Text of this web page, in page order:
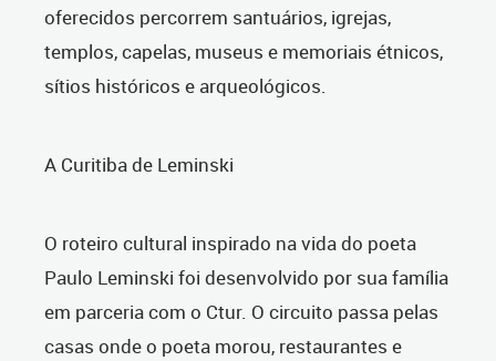
oferecidos percorrem santuários, igrejas,
templos, capelas, museus e memoriais étnicos,
sítios históricos e arqueológicos.
A Curitiba de Leminski
O roteiro cultural inspirado na vida do poeta
Paulo Leminski foi desenvolvido por sua família
em parceria com o Ctur. O circuito passa pelas
casas onde o poeta morou, restaurantes e